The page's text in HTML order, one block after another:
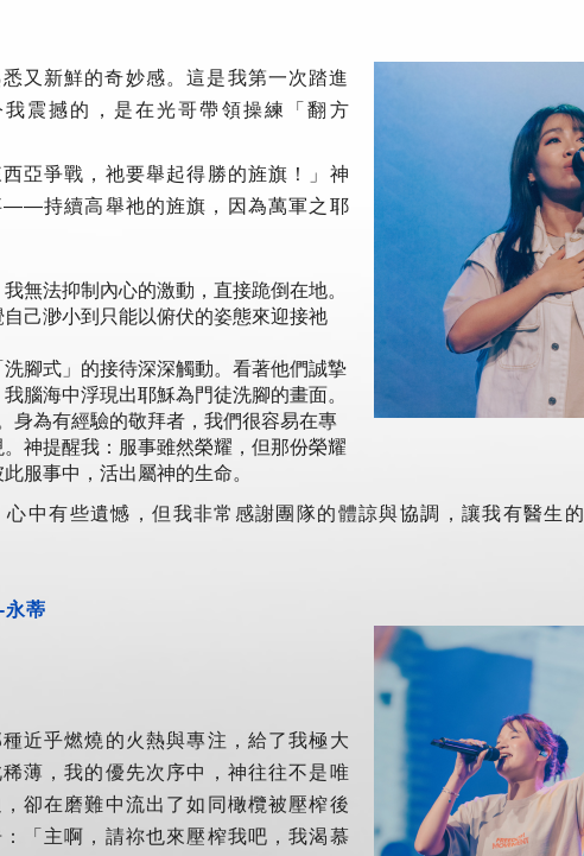
又新鮮的奇妙感。這是我第一次踏進
震撼的，是在光哥帶領操練「翻方
亞爭戰，祂要舉起得勝的旌旗！」神
——持續高舉祂的旌旗，因為萬軍之耶
無法抑制內心的激動，直接跪倒在地。
己渺小到只能以俯伏的姿態來迎接祂
腳式」的接待深深觸動。看著他們誠摯
腦海中浮現出耶穌為門徒洗腳的畫面。
身為有經驗的敬拜者，我們很容易在專
神提醒我：服事雖然榮耀，但那份榮耀
服事中，活出屬神的生命。
中有些遺憾，但我非常感謝團隊的體諒與協調，讓我有醫生
永蒂
近乎燃燒的火熱與專注，給了我極大
薄，我的優先次序中，神往往不是唯
卻在磨難中流出了如同橄欖被壓榨後
「主啊，請祢也來壓榨我吧，我渴慕